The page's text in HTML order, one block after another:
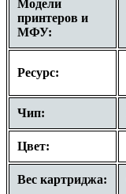
Модели
принтеров и
МФУ:
Ресурс:
Чип:
Цвет:
Вес картриджа: